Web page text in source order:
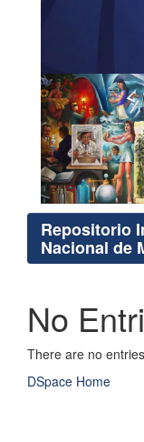
Repositorio
Nacional de
No
There are no
DSpace Home